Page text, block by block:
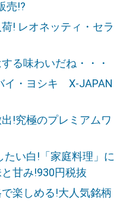
売!?
! レオネッティ・セラ
る味わいだね・・・
イ・ヨシキ X-JAPAN
!究極のプレミアムワ
い白!「家庭料理」に
甘み!930円税抜
楽しめる!大人気銘柄